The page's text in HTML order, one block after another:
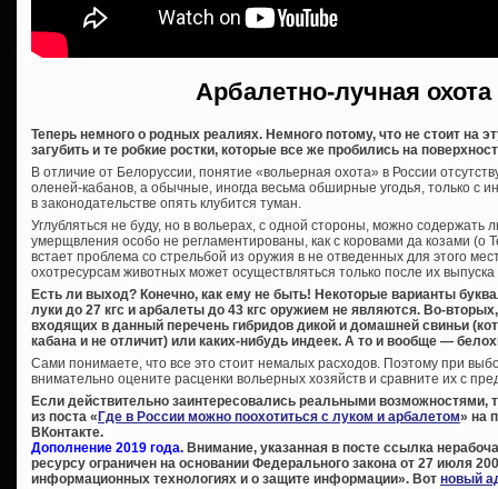
Арбалетно-лучная
Теперь немного о родных реалиях. Немного потому, что не стоит на
загубить и те робкие ростки, которые все же пробились на
В отличие от Белоруссии, понятие «вольерная охота» в России
оленей-кабанов, а обычные, иногда весьма обширные угодья, только с
в законодательстве опять клубится туман.
Углубляться не буду, но в вольерах, с одной стороны, можно
умерщвления особо не регламентированы, как с коровами да козами (о
встает проблема со стрельбой из оружия в не отведенных для этого
охотресурсам животных может осуществляться только после их
Есть ли выход? Конечно, как ему не быть! Некоторые варианты
луки до 27 кгс и арбалеты до 43 кгс оружием не являются. Во-
входящих в данный перечень гибридов дикой и домашней свиньи
кабана и не отличит) или каких-нибудь индеек. А то и вообще —
Сами понимаете, что все это стоит немалых расходов. Поэтому при
внимательно оцените расценки вольерных хозяйств и сравните их с
Если действительно заинтересовались реальными
из поста « Где в России можно поохотиться с луком и арбалетом» на
ВКонтакте.
Дополнение 2019 года. Внимание, указанная в посте ссылка
ресурсу ограничен на основании Федерального закона от 27 июля
информационных технологиях и о защите информации». Вот новый